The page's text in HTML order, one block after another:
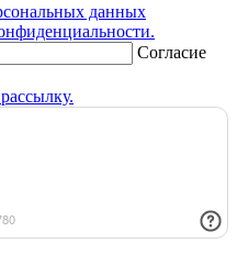
данных
Согласие